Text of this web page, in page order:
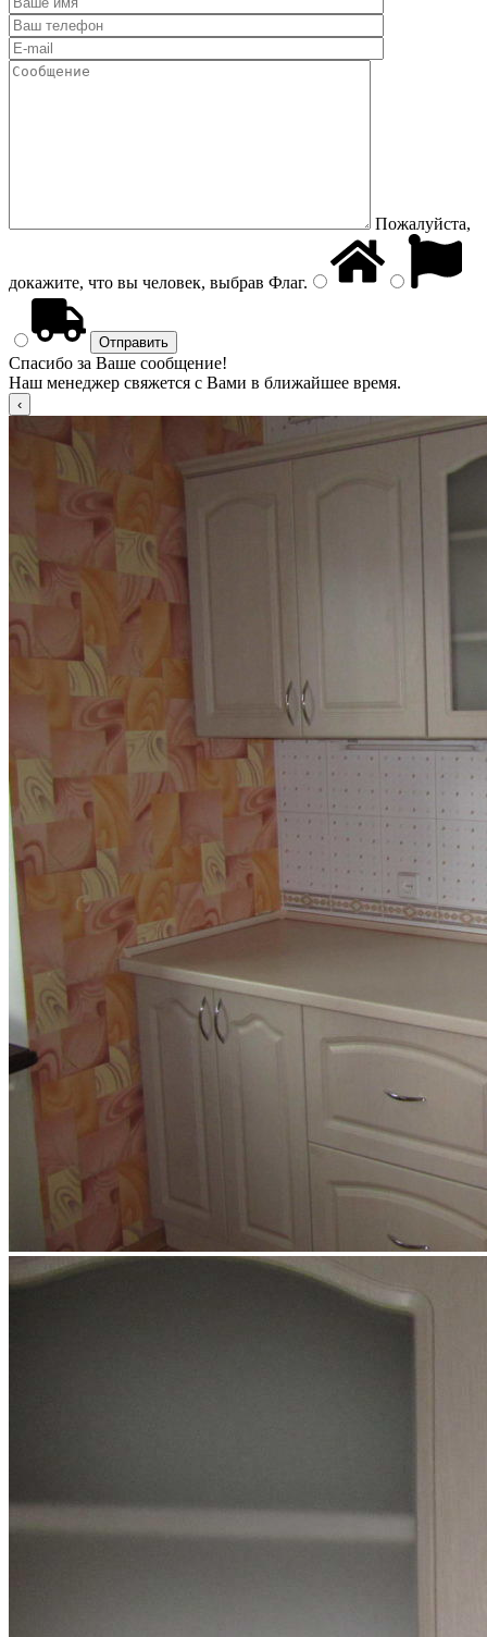
Пожалуйста,
докажите, что вы человек, выбрав Флаг.
Спасибо за Ваше сообщение!
Наш менеджер свяжется с Вами в ближайшее время.